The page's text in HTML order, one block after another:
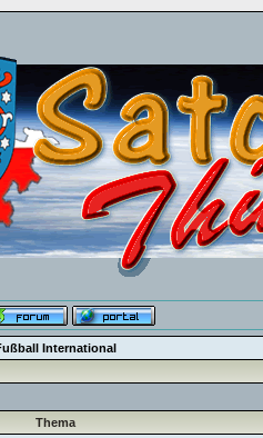
International
Thema